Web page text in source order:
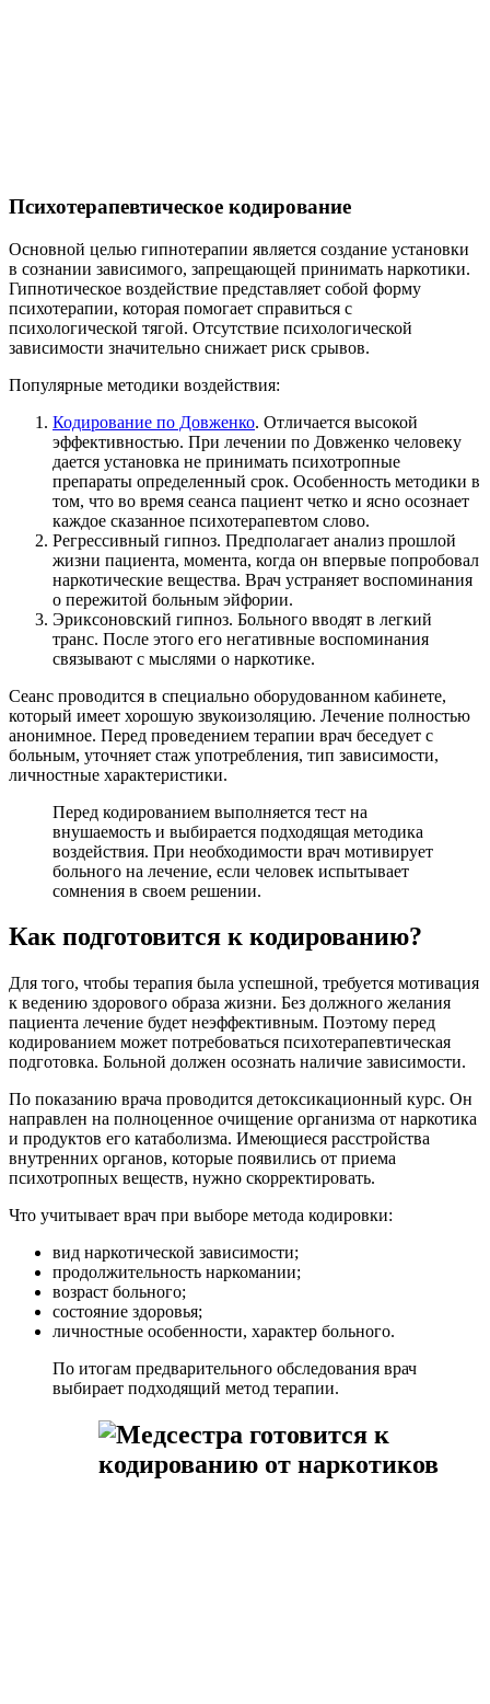
Психотерапевтическое кодирование
Основной целью гипнотерапии является создание установки
в сознании зависимого, запрещающей принимать наркотики.
Гипнотическое воздействие представляет собой форму
психотерапии, которая помогает справиться с
психологической тягой. Отсутствие психологической
зависимости значительно снижает риск срывов.
Популярные методики воздействия:
Кодирование по Довженко. Отличается высокой
эффективностью. При лечении по Довженко человеку
дается установка не принимать психотропные
препараты определенный срок. Особенность методики в
том, что во время сеанса пациент четко и ясно осознает
каждое сказанное психотерапевтом слово.
Регрессивный гипноз. Предполагает анализ прошлой
жизни пациента, момента, когда он впервые попробовал
наркотические вещества. Врач устраняет воспоминания
о пережитой больным эйфории.
Эриксоновский гипноз. Больного вводят в легкий
транс. После этого его негативные воспоминания
связывают с мыслями о наркотике.
Сеанс проводится в специально оборудованном кабинете,
который имеет хорошую звукоизоляцию. Лечение полностью
анонимное. Перед проведением терапии врач беседует с
больным, уточняет стаж употребления, тип зависимости,
личностные характеристики.
Перед кодированием выполняется тест на
внушаемость и выбирается подходящая методика
воздействия. При необходимости врач мотивирует
больного на лечение, если человек испытывает
сомнения в своем решении.
Как подготовится к кодированию?
Для того, чтобы терапия была успешной, требуется мотивация
к ведению здорового образа жизни. Без должного желания
пациента лечение будет неэффективным. Поэтому перед
кодированием может потребоваться психотерапевтическая
подготовка. Больной должен осознать наличие зависимости.
По показанию врача проводится детоксикационный курс. Он
направлен на полноценное очищение организма от наркотика
и продуктов его катаболизма. Имеющиеся расстройства
внутренних органов, которые появились от приема
психотропных веществ, нужно скорректировать.
Что учитывает врач при выборе метода кодировки:
вид наркотической зависимости;
продолжительность наркомании;
возраст больного;
состояние здоровья;
личностные особенности, характер больного.
По итогам предварительного обследования врач
выбирает подходящий метод терапии.